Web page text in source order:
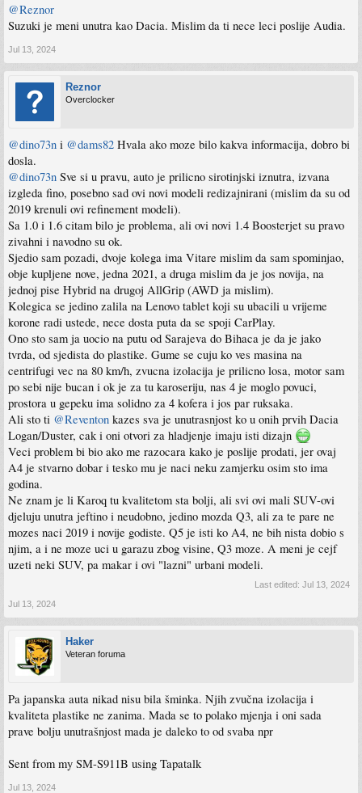
@Reznor
Suzuki je meni unutra kao Dacia. Mislim da ti nece leci poslije Audia.
Jul 13, 2024
Reznor
Overclocker
@dino73n i @dams82 Hvala ako moze bilo kakva informacija, dobro bi
dosla.
@dino73n Sve si u pravu, auto je prilicno sirotinjski iznutra, izvana
izgleda fino, posebno sad ovi novi modeli redizajnirani (mislim da su od
2019 krenuli ovi refinement modeli).
Sa 1.0 i 1.6 citam bilo je problema, ali ovi novi 1.4 Boosterjet su pravo
zivahni i navodno su ok.
Sjedio sam pozadi, dvoje kolega ima Vitare mislim da sam spominjao,
obje kupljene nove, jedna 2021, a druga mislim da je jos novija, na
jednoj pise Hybrid na drugoj AllGrip (AWD ja mislim).
Kolegica se jedino zalila na Lenovo tablet koji su ubacili u vrijeme
korone radi ustede, nece dosta puta da se spoji CarPlay.
Ono sto sam ja uocio na putu od Sarajeva do Bihaca je da je jako
tvrda, od sjedista do plastike. Gume se cuju ko ves masina na
centrifugi vec na 80 km/h, zvucna izolacija je prilicno losa, motor sam
po sebi nije bucan i ok je za tu karoseriju, nas 4 je moglo povuci,
prostora u gepeku ima solidno za 4 kofera i jos par ruksaka.
Ali sto ti @Reventon kazes sva je unutrasnjost ko u onih prvih Dacia
Logan/Duster, cak i oni otvori za hladjenje imaju isti dizajn
Veci problem bi bio ako me razocara kako je poslije prodati, jer ovaj
A4 je stvarno dobar i tesko mu je naci neku zamjerku osim sto ima
godina.
Ne znam je li Karoq tu kvalitetom sta bolji, ali svi ovi mali SUV-ovi
djeluju unutra jeftino i neudobno, jedino mozda Q3, ali za te pare ne
mozes naci 2019 i novije godiste. Q5 je isti ko A4, ne bih nista dobio s
njim, a i ne moze uci u garazu zbog visine, Q3 moze. A meni je cejf
uzeti neki SUV, pa makar i ovi "lazni" urbani modeli.
Last edited: Jul 13, 2024
Jul 13, 2024
Haker
Veteran foruma
Pa japanska auta nikad nisu bila šminka. Njih zvučna izolacija i
kvaliteta plastike ne zanima. Mada se to polako mjenja i oni sada
prave bolju unutrašnjost mada je daleko to od svaba npr
Sent from my SM-S911B using Tapatalk
Jul 13, 2024